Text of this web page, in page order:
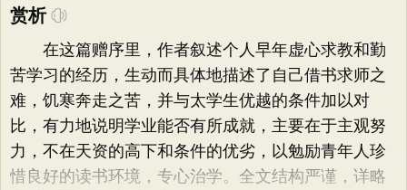
赏析
在这篇赠序里，作者叙述个人早年虚心求教和勤
苦学习的经历，生动而具体地描述了自己借书求师之
难，饥寒奔走之苦，并与太学生优越的条件加以对
比，有力地说明学业能否有所成就，主要在于主观努
力，不在天资的高下和条件的优劣，以勉励青年人珍
惜良好的读书环境，专心治学。全文结构严谨，详略